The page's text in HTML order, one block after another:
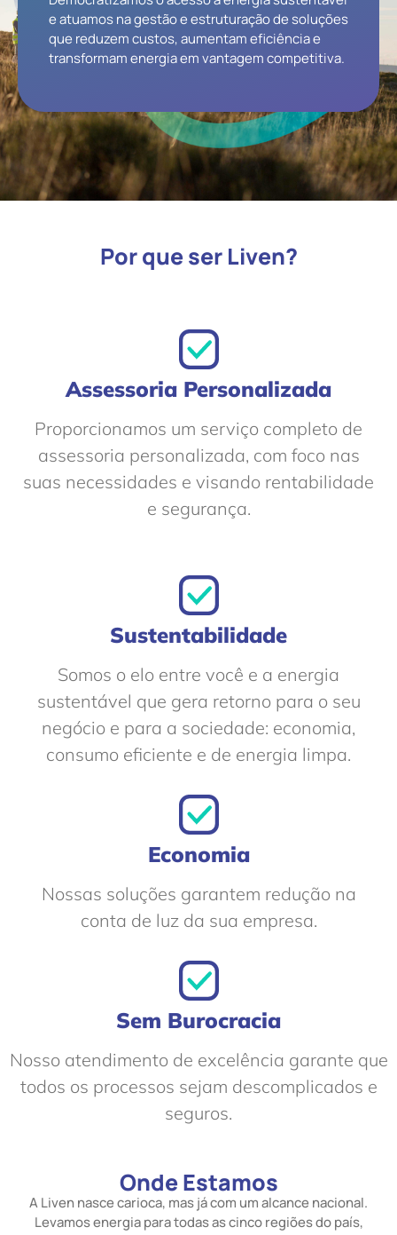
e atuamos na gestão e estruturação de soluções
que reduzem custos, aumentam eficiência e
transformam energia em vantagem competitiva.
Por que ser Liven?
Assessoria Personalizada
Proporcionamos um serviço completo de
assessoria personalizada, com foco nas
suas necessidades e visando rentabilidade
e segurança.
Sustentabilidade
Somos o elo entre você e a energia
sustentável que gera retorno para o seu
negócio e para a sociedade: economia,
consumo eficiente e de energia limpa.
Economia
Nossas soluções garantem redução na
conta de luz da sua empresa.
Sem Burocracia
Nosso atendimento de excelência garante que
todos os processos sejam descomplicados e
seguros.
Onde Estamos
A Liven nasce carioca, mas já com um alcance nacional.
Levamos energia para todas as cinco regiões do país,